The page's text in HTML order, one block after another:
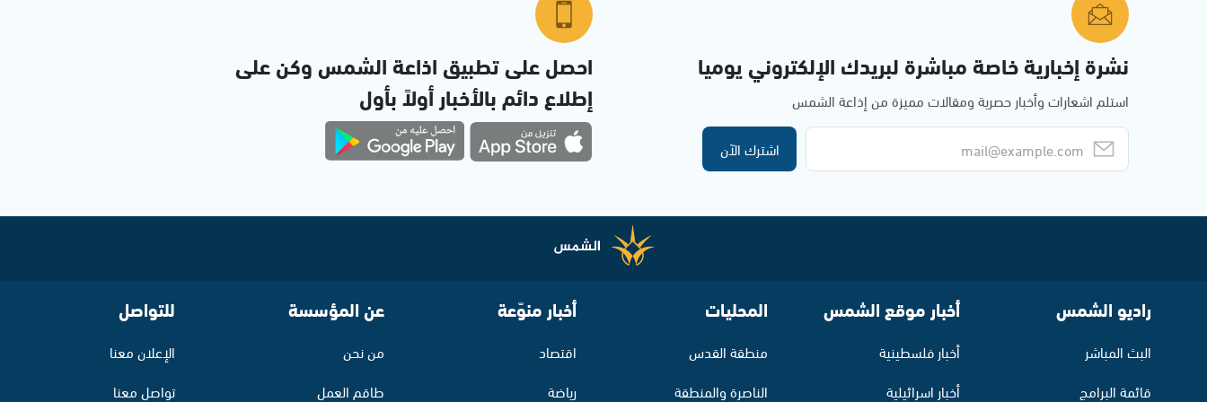
نشرة إخبارية خاصة مباشرة لبريدك الإلكتروني يوميا
استلم اشعارات وأخبار حصرية ومقالات مميزة من إذاعة الشمس
اشترك الآن
احصل على تطبيق اذاعة الشمس وكن على
إطلاع دائم بالأخبار أولاً بأول
راديو الشمس
البث المباشر
قائمة البرامج
أخبار موقع الشمس
أخبار فلسطينية
أخبار اسرائيلية
المحليات
منطقة القدس
الناصرة والمنطقة
أخبار منوّعة
اقتصاد
رياضة
عن المؤسسة
من نحن
طاقم العمل
للتواصل
الإعلان معنا
تواصل معنا